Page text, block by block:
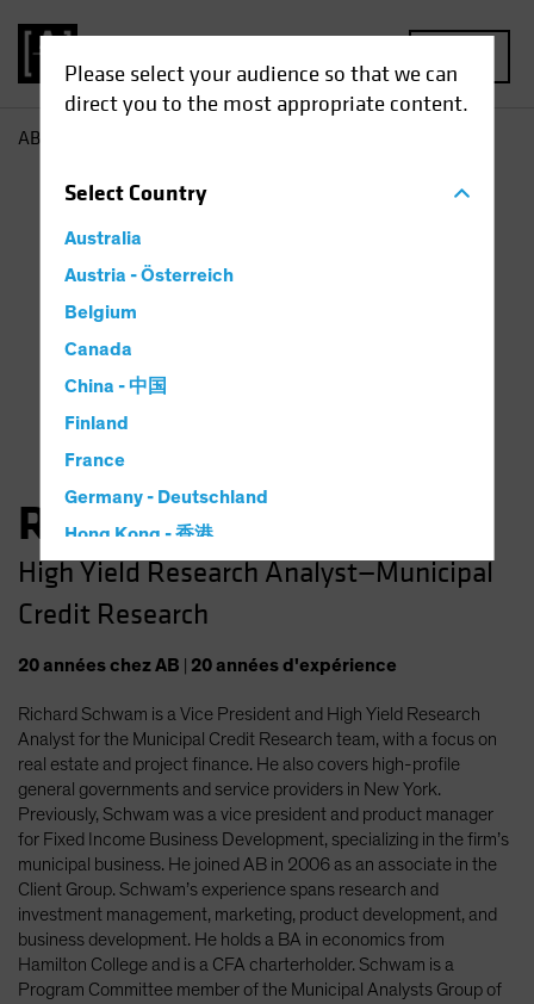
Please select your audience so that we can
direct you to the most appropriate content.
SelectCountry
Australia
Austria - Österreich
Belgium
Canada
China - 中国
Finland
France
Germany - Deutschland
Hong Kong - 香港
Hungary
Iceland
Latin America
Luxembourg and Other EMEA
Netherlands
New Zealand
Norway
Other Asia-Pacific
Poland
Portugal
AB
Richard Schwam, CFA
High Yield Research Analyst—Municipal
Credit Research
20annéeschez AB 20annéesd'expérience
Richard Schwam is a Vice President and High Yield Research
Analyst for the Municipal Credit Research team, with a focus on
real estate and project finance. He also covers high-profile
general governments and service providers in New York.
Previously, Schwam was a vice president and product manager
for Fixed Income Business Development, specializing in the firm’s
municipal business. He joined AB in 2006 as an associate in the
Client Group. Schwam’s experience spans research and
investment management, marketing, product development, and
business development. He holds a BA in economics from
Hamilton College and is a CFA charterholder. Schwam is a
Program Committee member of the Municipal Analysts Group of